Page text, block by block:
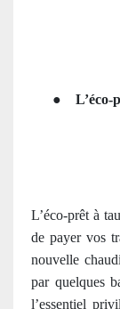
● L’éco-
L’éco-prêt à
de payer vos
nouvelle
par quelques
l’essentiel